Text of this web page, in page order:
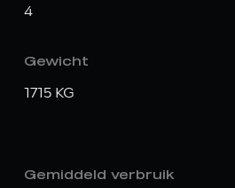
4
Gewicht
1715 KG
Gemiddeld verbruik